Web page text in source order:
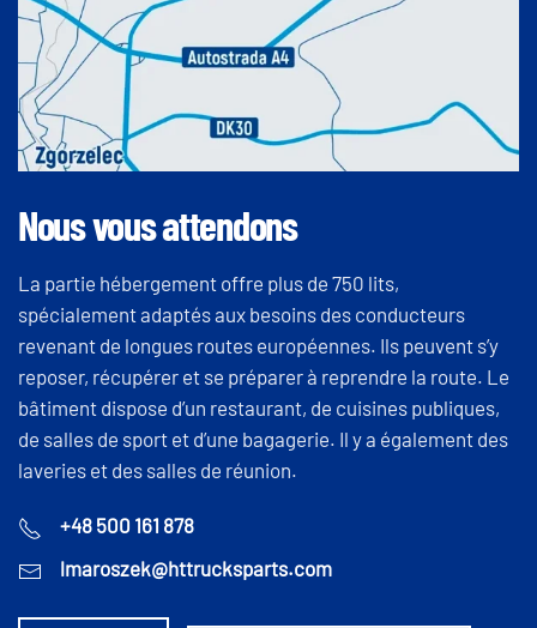
Nous vous attendons
La partie hébergement offre plus de 750 lits,
spécialement adaptés aux besoins des conducteurs
revenant de longues routes européennes. Ils peuvent s’y
reposer, récupérer et se préparer à reprendre la route. Le
bâtiment dispose d’un restaurant, de cuisines publiques,
de salles de sport et d’une bagagerie. Il y a également des
laveries et des salles de réunion.
+48 500 161 878
lmaroszek@httrucksparts.com